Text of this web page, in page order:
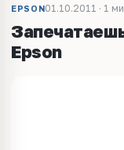
EPSON01.10.2011 · 1
Epson